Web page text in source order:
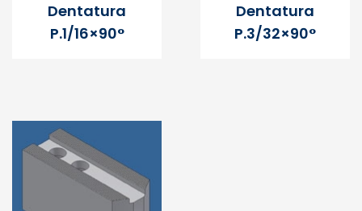
Dentatura
P.1/16×90°
Dentatura
P.3/32×90°